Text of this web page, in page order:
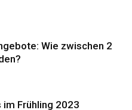
Wie zwischen 2
Frühling 2023